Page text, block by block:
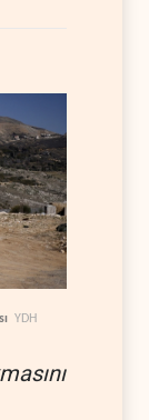
YDH